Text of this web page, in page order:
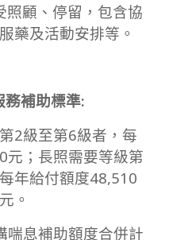
照顧、停留，包含協
藥及活動安排等。
務補助標準:
2級至第6級者，每
元；長照需要等級第
年給付額度48,510
元。
喘息補助額度合併計